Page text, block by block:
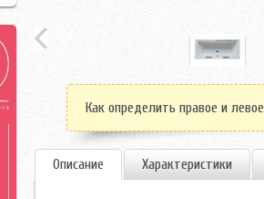
Как определить правое и
Описание Характеристики